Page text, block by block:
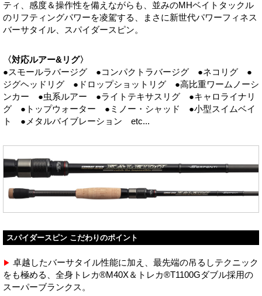
ティ、感度＆操作性を備えながらも、並みのMHベイトタックル
のリフティングパワーを凌駕する、まさに新世代パワーフィネス
バーサタイル、スパイダースピン。
〈対応ルアー&リグ〉
●スモールラバージグ ●コンパクトラバージグ ●ネコリグ ●
ジグヘッドリグ ●ドロップショットリグ ●高比重ワームノーシ
ンカー ●虫系ルアー ●ライトテキサスリグ ●キャロライナリ
グ ●トップウォーター ●ミノー・シャッド ●小型スイムベイ
ト ●メタルバイブレーション etc...
スパイダースピン こだわりのポイント
▶ 卓越したバーサタイル性能に加え、最先端の吊るしテクニック
をも極める、全身トレカ®M40X＆トレカ®T1100Gダブル採用の
スーパーブランクス。